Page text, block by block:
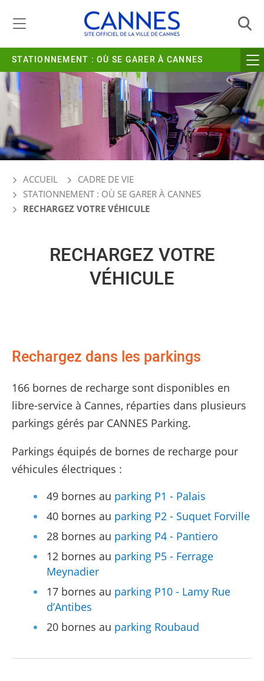
STATIONNEMENT : OÙ SE GARER À CANNES
ACCUEIL
CADRE DE VIE
STATIONNEMENT : OÙ SE GARER À CANNES
RECHARGEZ VOTRE VÉHICULE
RECHARGEZ VOTRE
VÉHICULE
Rechargez dans les parkings
166 bornes de recharge sont disponibles en
libre-service à Cannes, réparties dans plusieurs
parkings gérés par CANNES Parking.
Parkings équipés de bornes de recharge pour
véhicules électriques :
49 bornes au parking P1 - Palais
40 bornes au parking P2 - Suquet Forville
28 bornes au parking P4 - Pantiero
12 bornes au parking P5 - Ferrage
Meynadier
17 bornes au parking P10 - Lamy Rue
d’Antibes
20 bornes au parking Roubaud